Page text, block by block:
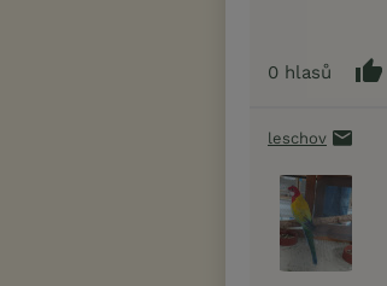
0 hlasů
leschov